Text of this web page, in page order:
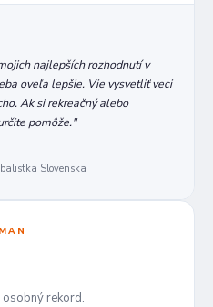
najlepších rozhodnutí v
oveľa lepšie. Vie vysvetliť veci
Ak si rekreačný alebo
pomôže."
Slovenska
rekord.